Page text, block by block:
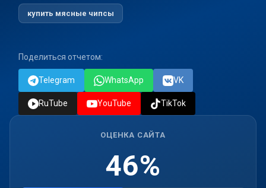
купить мясные чипсы
Поделиться отчетом:
Telegram WhatsApp VK
RuTube YouTube TikTok
ОЦЕНКА САЙТА
46%